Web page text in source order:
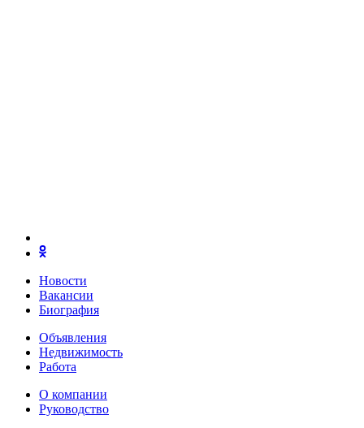
Новости
Вакансии
Биография
Объявления
Недвижимость
Работа
О компании
Руководство